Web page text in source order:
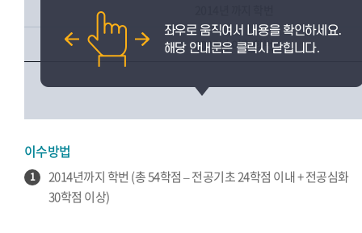
2015년 이후 학번
이수방법
1
2014년까지 학번 (총 54학점 – 전공기초 24학점 이내 + 전공심화
30학점 이상)